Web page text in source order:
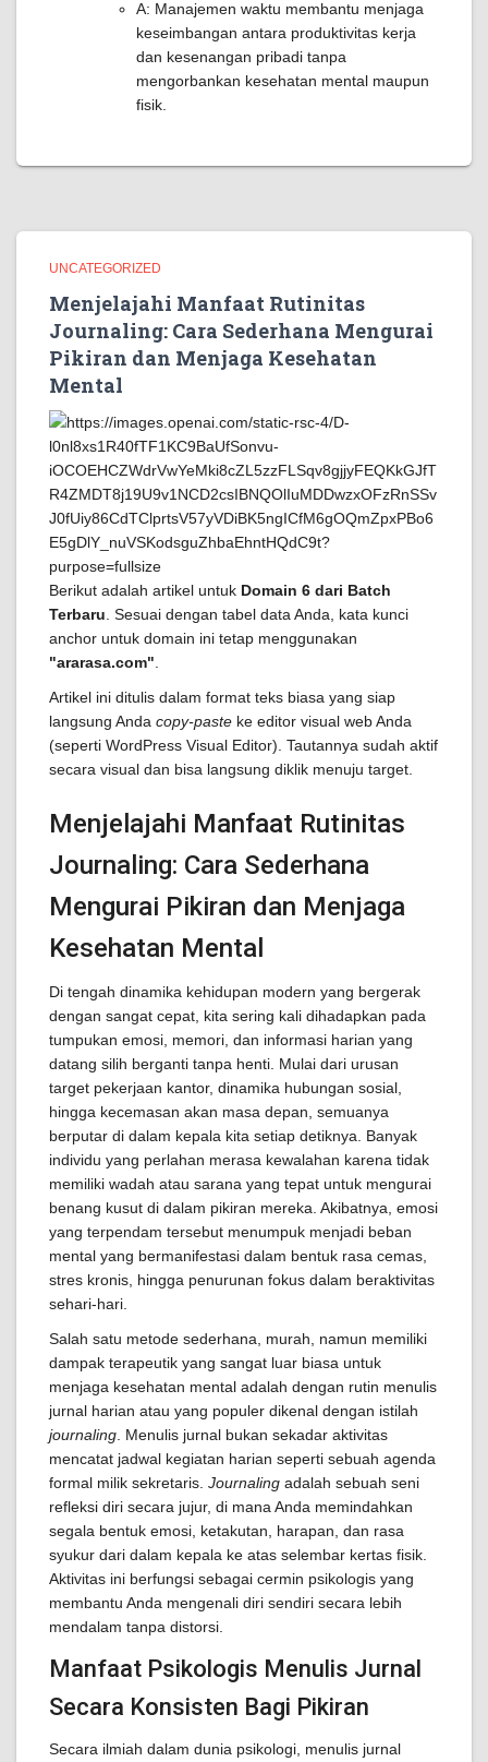
A: Manajemen waktu membantu menjaga
keseimbangan antara produktivitas kerja
dan kesenangan pribadi tanpa
mengorbankan kesehatan mental maupun
fisik.
UNCATEGORIZED
Menjelajahi Manfaat Rutinitas
Journaling: Cara Sederhana Mengurai
Pikiran dan Menjaga Kesehatan
Mental
Berikut adalah artikel untuk Domain 6 dari Batch
Terbaru . Sesuai dengan tabel data Anda, kata kunci
anchor untuk domain ini tetap menggunakan
"ararasa.com"
Artikel ini ditulis dalam format teks biasa yang siap
langsung Anda copy-paste ke editor visual web Anda
(seperti WordPress Visual Editor). Tautannya sudah aktif
secara visual dan bisa langsung diklik menuju target.
Menjelajahi Manfaat Rutinitas
Journaling: Cara Sederhana
Mengurai Pikiran dan Menjaga
Kesehatan Mental
Di tengah dinamika kehidupan modern yang bergerak
dengan sangat cepat, kita sering kali dihadapkan pada
tumpukan emosi, memori, dan informasi harian yang
datang silih berganti tanpa henti. Mulai dari urusan
target pekerjaan kantor, dinamika hubungan sosial,
hingga kecemasan akan masa depan, semuanya
berputar di dalam kepala kita setiap detiknya. Banyak
individu yang perlahan merasa kewalahan karena tidak
memiliki wadah atau sarana yang tepat untuk mengurai
benang kusut di dalam pikiran mereka. Akibatnya, emosi
yang terpendam tersebut menumpuk menjadi beban
mental yang bermanifestasi dalam bentuk rasa cemas,
stres kronis, hingga penurunan fokus dalam beraktivitas
sehari-hari.
Salah satu metode sederhana, murah, namun memiliki
dampak terapeutik yang sangat luar biasa untuk
menjaga kesehatan mental adalah dengan rutin menulis
jurnal harian atau yang populer dikenal dengan istilah
journaling . Menulis jurnal bukan sekadar aktivitas
mencatat jadwal kegiatan harian seperti sebuah agenda
formal milik sekretaris. Journaling adalah sebuah seni
refleksi diri secara jujur, di mana Anda memindahkan
segala bentuk emosi, ketakutan, harapan, dan rasa
syukur dari dalam kepala ke atas selembar kertas fisik.
Aktivitas ini berfungsi sebagai cermin psikologis yang
membantu Anda mengenali diri sendiri secara lebih
mendalam tanpa distorsi.
Manfaat Psikologis Menulis Jurnal
Secara Konsisten Bagi Pikiran
Secara ilmiah dalam dunia psikologi, menulis jurnal